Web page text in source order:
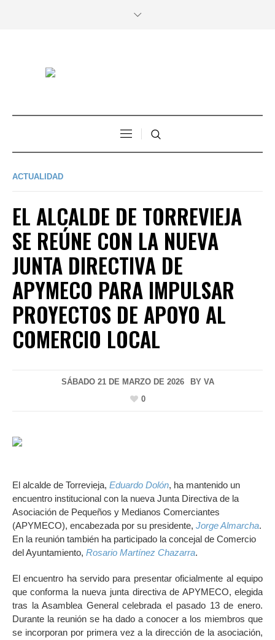
ACTUALIDAD
EL ALCALDE DE TORREVIEJA
SE REÚNE CON LA NUEVA
JUNTA DIRECTIVA DE
APYMECO PARA IMPULSAR
PROYECTOS DE APOYO AL
COMERCIO LOCAL
SÁBADO 21 DE MARZO DE 2026 BY VA
0
El alcalde de Torrevieja, Eduardo Dolón, ha mantenido un
encuentro institucional con la nueva Junta Directiva de la
Asociación de Pequeños y Medianos Comerciantes
(APYMECO), encabezada por su presidente, Jorge Almarcha.
En la reunión también ha participado la concejal de Comercio
del Ayuntamiento, Rosario Martínez Chazarra.
El encuentro ha servido para presentar oficialmente al equipo
que conforma la nueva junta directiva de APYMECO, elegida
tras la Asamblea General celebrada el pasado 13 de enero.
Durante la reunión se ha dado a conocer a los miembros que
se incorporan por primera vez a la dirección de la asociación,